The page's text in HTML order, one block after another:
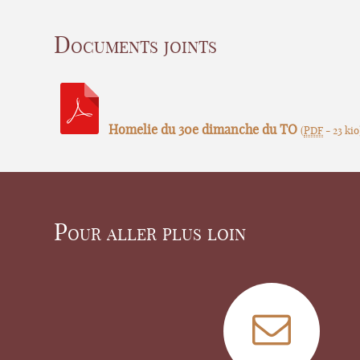
Documents joints
Homelie du 30e dimanche du TO ( PDF - 23 kio
Pour aller plus loin